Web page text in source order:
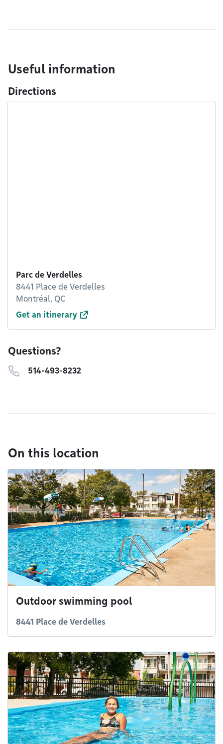
Useful information
Directions
Parc de Verdelles
8441 Place de Verdelles
Montréal, QC
Get an itinerary
Questions?
514-493-8232
On this location
Outdoor swimming pool
8441 Place de Verdelles